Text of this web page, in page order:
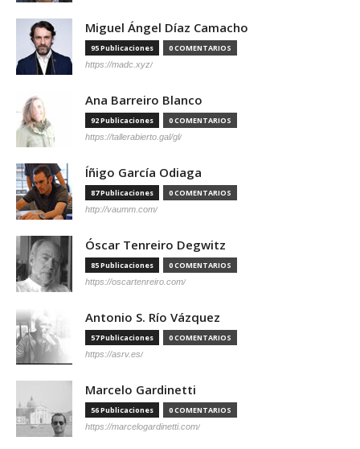
Miguel Ángel Díaz Camacho
95 Publicaciones 0 COMENTARIOS
https://madc.xyz/
Ana Barreiro Blanco
92 Publicaciones 0 COMENTARIOS
https://tallerabierto.gal/gl/
Íñigo García Odiaga
87 Publicaciones 0 COMENTARIOS
http://vaumm.com/
Óscar Tenreiro Degwitz
85 Publicaciones 0 COMENTARIOS
https://oscartenreiro.com/
Antonio S. Río Vázquez
57 Publicaciones 0 COMENTARIOS
https://asrv.es/
Marcelo Gardinetti
56 Publicaciones 0 COMENTARIOS
https://marcelogardinetti.com/